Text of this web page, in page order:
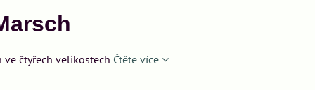
ve čtyřech velikostech Čtěte více